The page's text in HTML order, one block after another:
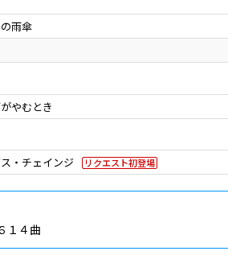
雨傘
やむとき
・チェインジ リクエスト初登場
１４曲